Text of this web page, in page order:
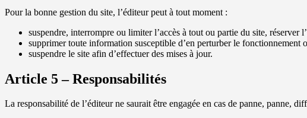
Pour la bonne gestion du site, l’éditeur peut à tout moment :
suspendre, interrompre ou limiter l’accès à tout ou partie du site, réserver
supprimer toute information susceptible d’en perturber le
suspendre le site afin d’effectuer des mises à jour.
Article 5 – Responsabilités
La responsabilité de l’éditeur ne saurait être engagée en cas de panne, panne,